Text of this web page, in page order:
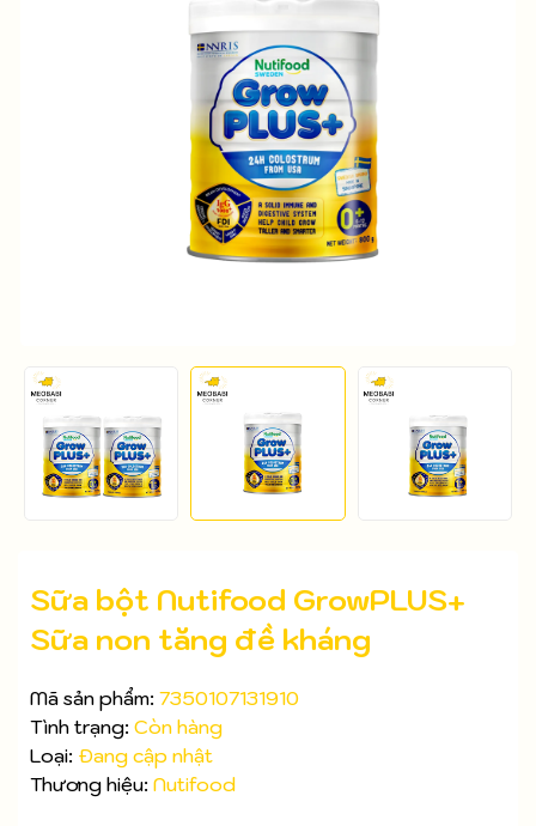
Sữa bột Nutifood GrowPLUS+
Sữa non tăng đề kháng
Mã sản phẩm: 7350107131910
Tình trạng: Còn hàng
Loại: Đang cập nhật
Thương hiệu: Nutifood